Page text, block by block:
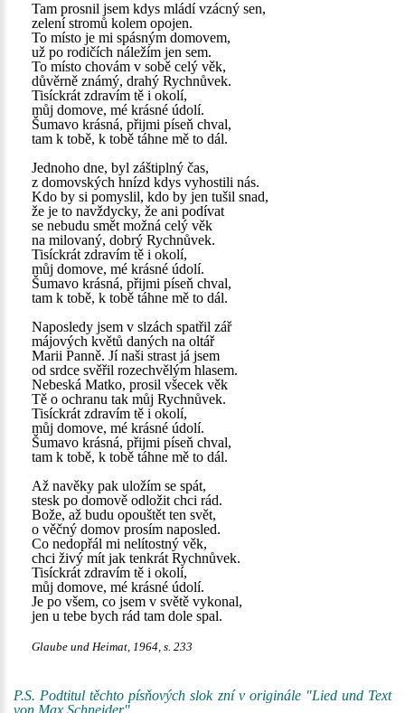
Tam prosnil jsem kdys mládí vzácný sen,
zelení stromů kolem opojen.
To místo je mi spásným domovem,
už po rodičích náležím jen sem.
To místo chovám v sobě celý věk,
důvěrně známý, drahý Rychnůvek.
Tisíckrát zdravím tě i okolí,
můj domove, mé krásné údolí.
Šumavo krásná, přijmi píseň chval,
tam k tobě, k tobě táhne mě to dál.
Jednoho dne, byl záštiplný čas,
z domovských hnízd kdys vyhostili nás.
Kdo by si pomyslil, kdo by jen tušil snad,
že je to navždycky, že ani podívat
se nebudu smět možná celý věk
na milovaný, dobrý Rychnůvek.
Tisíckrát zdravím tě i okolí,
můj domove, mé krásné údolí.
Šumavo krásná, přijmi píseň chval,
tam k tobě, k tobě táhne mě to dál.
Naposledy jsem v slzách spatřil zář
májových květů daných na oltář
Marii Panně. Jí naši strast já jsem
od srdce svěřil rozechvělým hlasem.
Nebeská Matko, prosil všecek věk
Tě o ochranu tak můj Rychnůvek.
Tisíckrát zdravím tě i okolí,
můj domove, mé krásné údolí.
Šumavo krásná, přijmi píseň chval,
tam k tobě, k tobě táhne mě to dál.
Až navěky pak uložím se spát,
stesk po domově odložit chci rád.
Bože, až budu opouštět ten svět,
o věčný domov prosím naposled.
Co nedopřál mi nelítostný věk,
chci živý mít jak tenkrát Rychnůvek.
Tisíckrát zdravím tě i okolí,
můj domove, mé krásné údolí.
Je po všem, co jsem v světě vykonal,
jen u tebe bych rád tam dole spal.
Glaube und Heimat, 1964, s. 233
P.S. Podtitul těchto písňových slok zní v originále "Lied und Text
von Max Schneider".